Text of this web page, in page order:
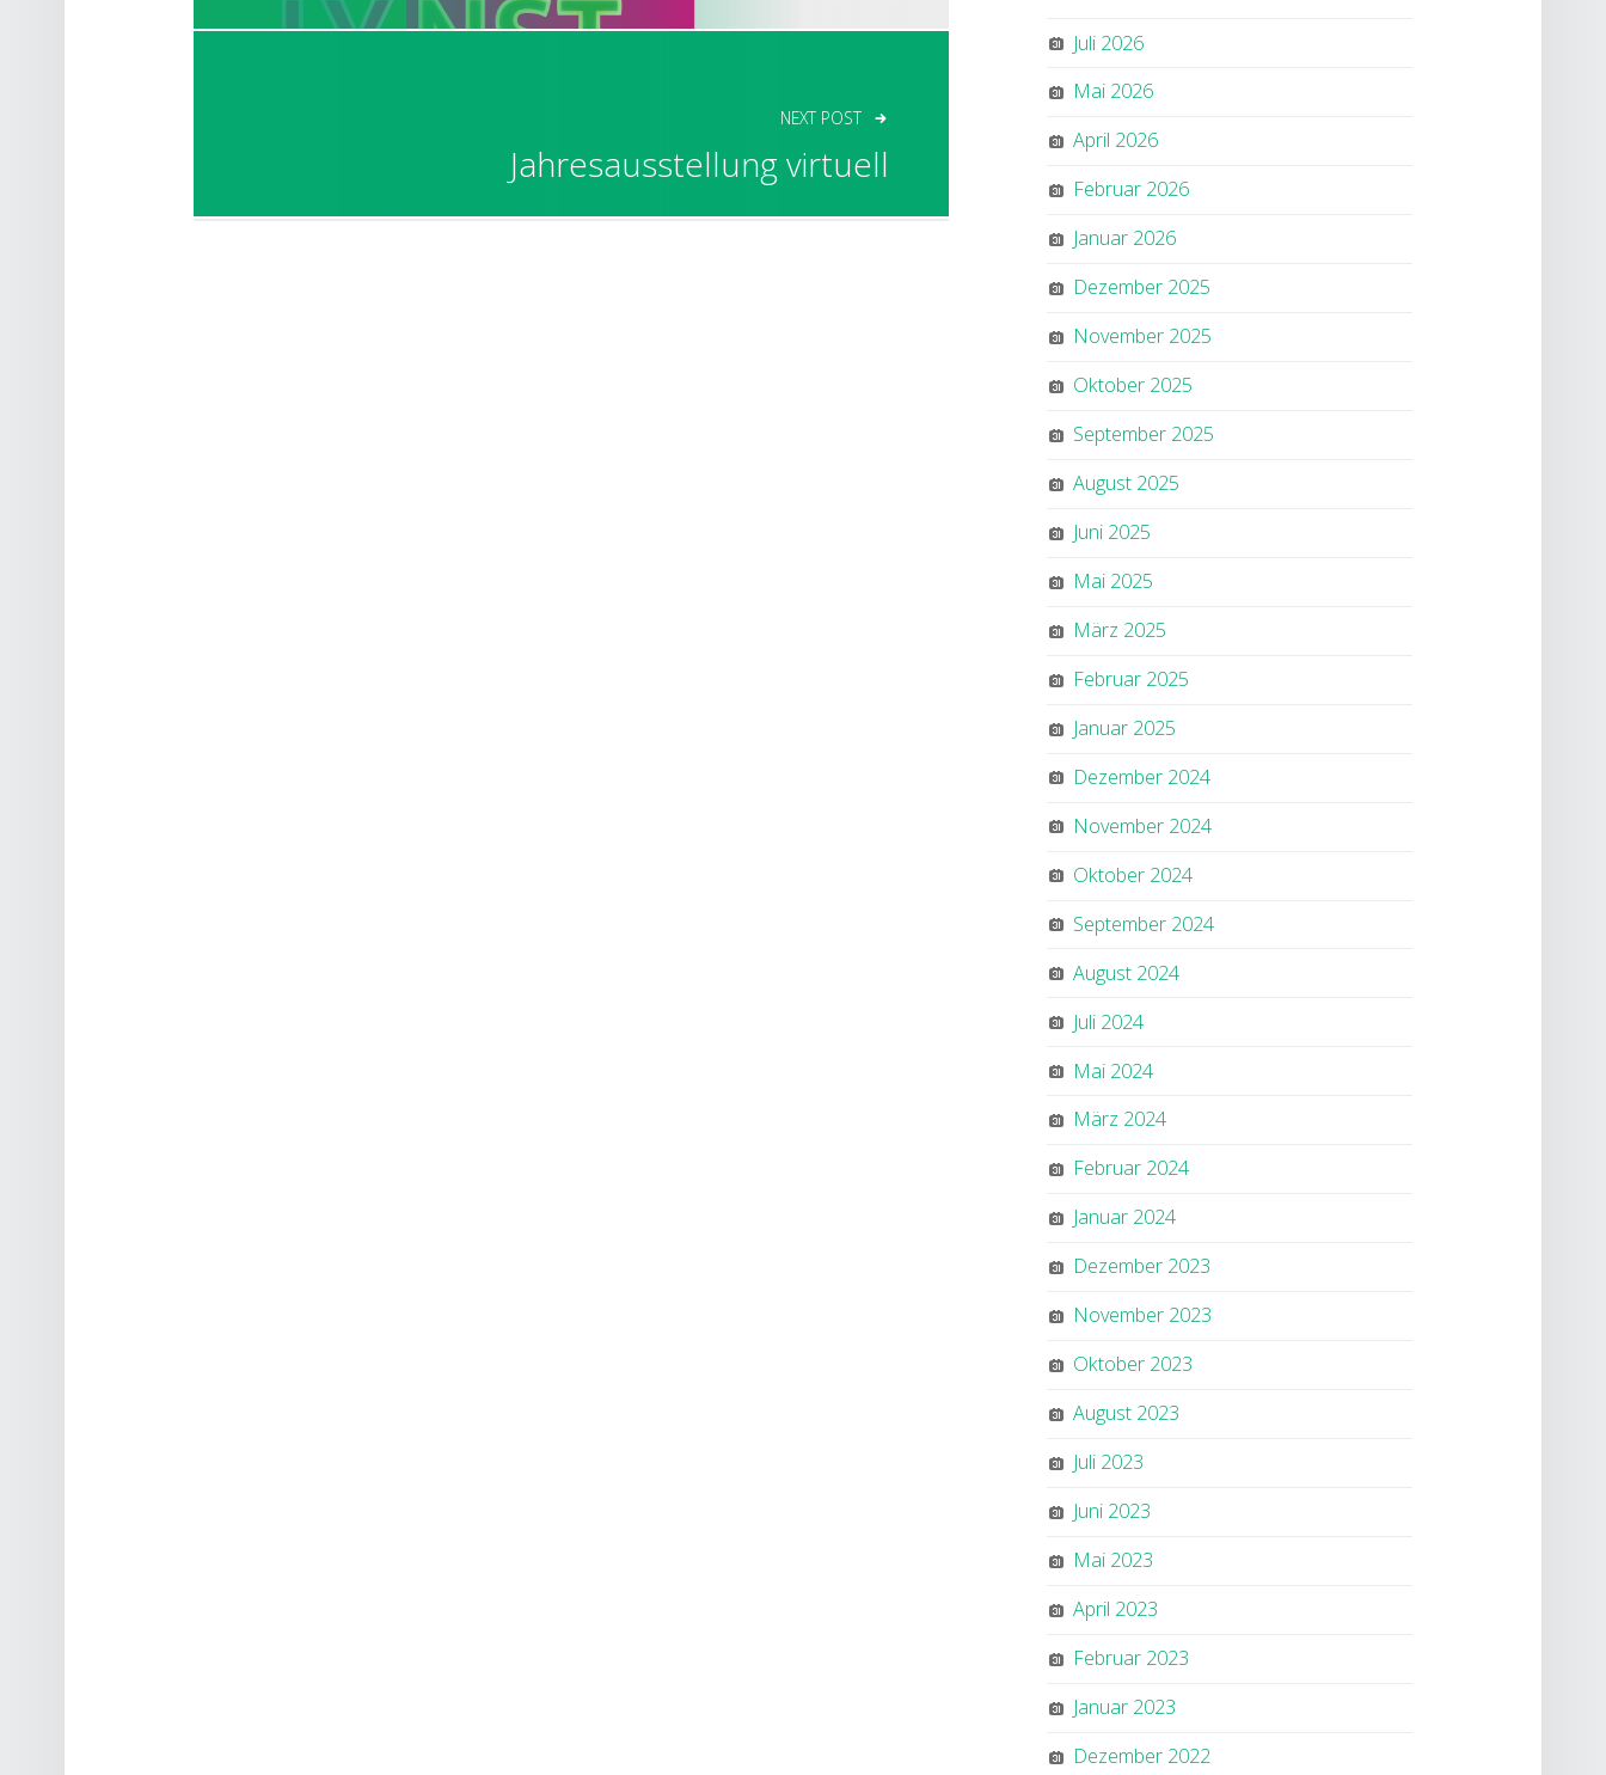
NEXT POST
Jahresausstellung virtuell
Juli 2026
Mai 2026
April 2026
Februar 2026
Januar 2026
Dezember 2025
November 2025
Oktober 2025
September 2025
August 2025
Juni 2025
Mai 2025
März 2025
Februar 2025
Januar 2025
Dezember 2024
November 2024
Oktober 2024
September 2024
August 2024
Juli 2024
Mai 2024
März 2024
Februar 2024
Januar 2024
Dezember 2023
November 2023
Oktober 2023
August 2023
Juli 2023
Juni 2023
Mai 2023
April 2023
Februar 2023
Januar 2023
Dezember 2022